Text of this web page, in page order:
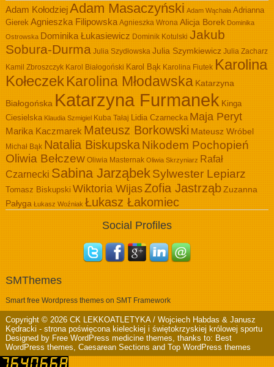
Adam KołodziejAdam Masaczyński Adam Wąchała Adrianna
Gierek Agnieszka Filipowska Agnieszka Wrona Alicja Borek Dominika
Ostrowska Dominika Łukasiewicz Dominik Kotulski Jakub
Sobura-Durma Julia Szydłowska Julia Szymkiewicz Julia Zacharz
Kamil Zbroszczyk Karol Białogoński Karol Bąk Karolina Fiutek Karolina
KołeczekKarolina Młodawska Katarzyna
Białogońska Katarzyna Furmanek Kinga
Ciesielska Klaudia Szmigiel Kuba Tałaj Lidia Czarnecka Maja Peryt
Marika Kaczmarek Mateusz Borkowski Mateusz Wróbel
Michał Bąk Natalia BiskupskaNikodem Pochopień
Oliwia Bełczew Oliwia Masternak Oliwia Skrzyniarz Rafał
Czarnecki Sabina JarząbekSylwester Lepiarz
Tomasz Biskupski Wiktoria WijasZofia JastrząbZuzanna
Pałyga Łukasz Woźniak Łukasz Łakomiec
Social Profiles
SMThemes
Smart free Wordpress themes on SMT Framework
Copyright © 2026 CK LEKKOATLETYKA / Wojciech Habdas & Janusz
Kędracki - strona poświęcona kieleckiej i świętokrzyskiej królowej sportu
Designed by Free WordPress medicine themes, thanks to: Best
WordPress themes, Caesarean Sections and Top WordPress themes